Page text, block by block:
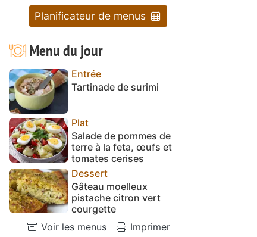
Planificateur de menus
Menu du jour
Entrée
Tartinade de surimi
Plat
Salade de pommes de
terre à la feta, œufs et
tomates cerises
Dessert
Gâteau moelleux
pistache citron vert
courgette
Voir les menus
Imprimer